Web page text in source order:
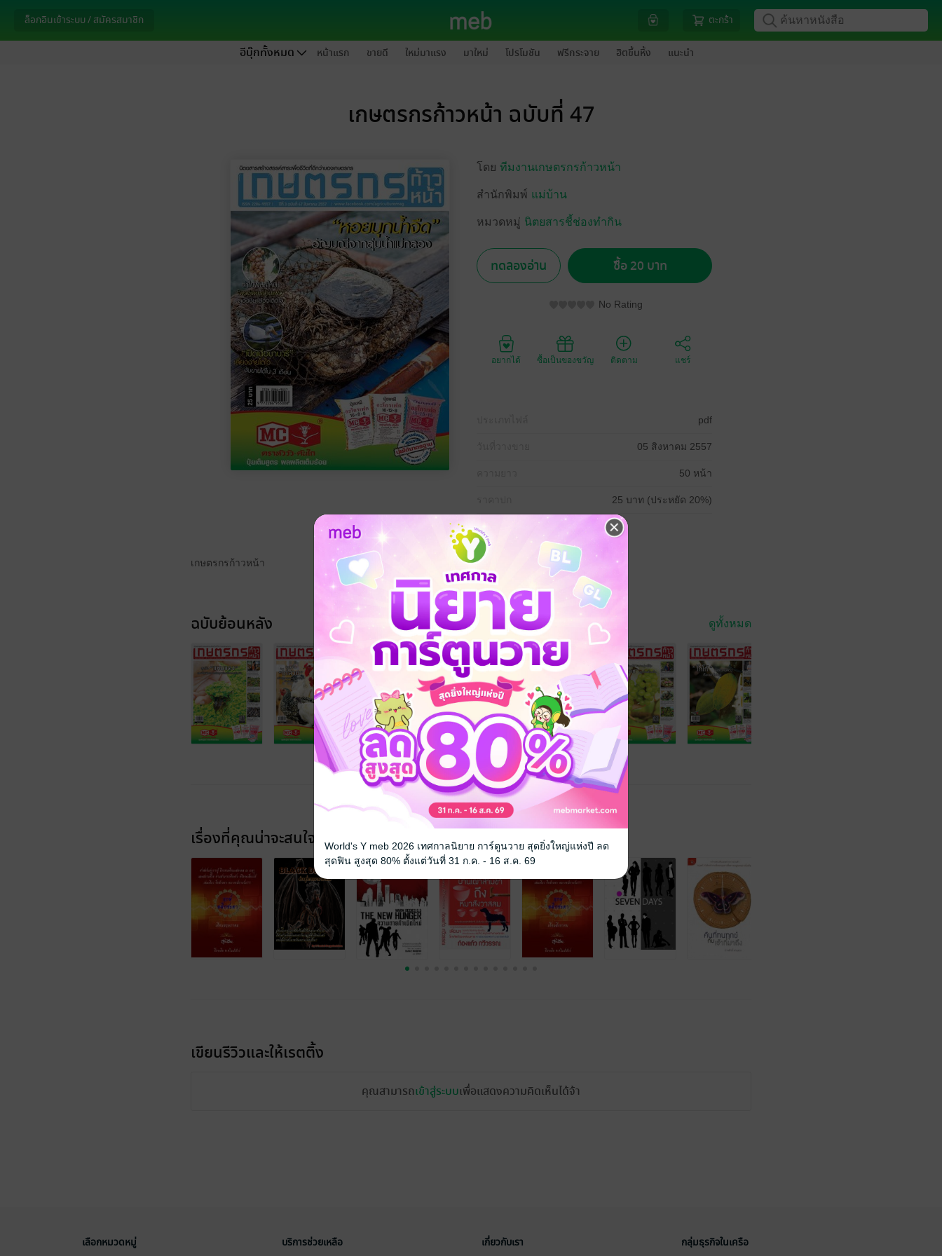
ล็อกอินเข้าระบบ / สมัครสมาชิก ตะกร้า
อีบุ๊กทั้งหมด หน้าแรก ขายดี ใหม่มาแรง มาใหม่ โปรโมชัน ฟรีกระจาย ฮิตขึ้นหิ้ง แนะนำ
เกษตรกรก้าวหน้า ฉบับที่ 47
โดย ทีมงานเกษตรกรก้าวหน้า
สำนักพิมพ์ แม่บ้าน
หมวดหมู่ นิตยสารชี้ช่องทำกิน
ทดลองอ่าน ซื้อ 20 บาท
No Rating
อยากได้ ซื้อเป็นของขวัญ ติดตาม แชร์
pdf
05 สิงหาคม 2557
50 หน้า
25 บาท (ประหยัด 20%)
เกษตรกรก้าวหน้า
ฉบับย้อนหลัง ดูทั้งหมด
เรื่องที่คุณน่าจะสนใจ
เขียนรีวิวและให้เรตติ้ง
คุณสามารถเข้าสู่ระบบเพื่อแสดงความคิดเห็นได้จ้า
เลือกหมวดหมู่ บริการช่วยเหลือ เกี่ยวกับเรา กลุ่มธุรกิจในเครือ
World's Y meb 2026 เทศกาลนิยาย การ์ตูนวาย สุดยิ่งใหญ่แห่งปี ลด
สุดฟิน สูงสุด 80% ตั้งแต่วันที่ 31 ก.ค. - 16 ส.ค. 69